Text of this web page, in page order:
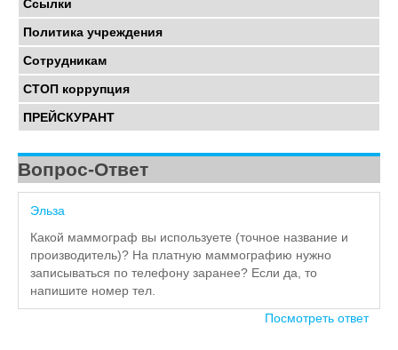
Ссылки
Политика учреждения
Сотрудникам
СТОП коррупция
ПРЕЙСКУРАНТ
Вопрос-Ответ
Эльза
Какой маммограф вы используете (точное название и
производитель)? На платную маммографию нужно
записываться по телефону заранее? Если да, то
напишите номер тел.
Посмотреть ответ